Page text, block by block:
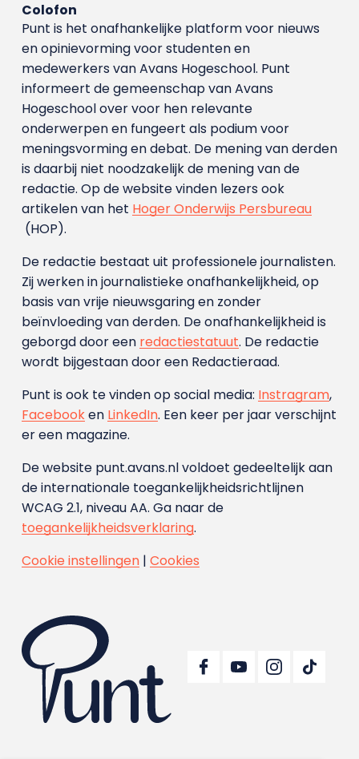
Colofon
Punt is het onafhankelijke platform voor nieuws
en opinievorming voor studenten en
medewerkers van Avans Hoge­school. Punt
informeert de gemeenschap van Avans
Hogeschool over voor hen relevante
onderwerpen en fungeert als podium voor
meningsvorming en debat. De mening van derden
is daarbij niet noodzakelijk de mening van de
redactie. Op de website vinden lezers ook
artikelen van het Hoger Onderwijs Persbureau
(HOP).
De redactie bestaat uit professionele journalisten.
Zij werken in journalistieke onafhankelijkheid, op
basis van vrije nieuwsgaring en zonder
beïnvloeding van derden. De onafhankelijkheid is
geborgd door een redactiestatuut. De redactie
wordt bijgestaan door een Redactieraad.
Punt is ook te vinden op social media: Instragram,
Facebooken LinkedIn. Een keer per jaar verschijnt
er een magazine.
De website punt.avans.nl voldoet gedeeltelijk aan
de internationale toegankelijkheidsrichtlijnen
WCAG 2.1, niveau AA. Ga naar de
toegankelijkheidsverklaring.
Cookie instellingen| Cookies